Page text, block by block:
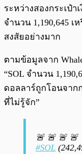
ระหว่างสองกระเป๋
จำนวน 1,190,645 เ
สงสัยอย่างมาก
ตามข้อมูลจาก
“SOL จำนวน
ดอลลาร์ถูกโอนจากก
ที่ไม่รู้จัก”
🚨 🚨 🚨 🚨
#SOL